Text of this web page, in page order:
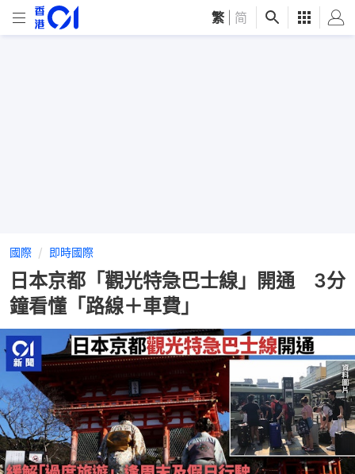
繁 简
國際 即時國際
日本京都「觀光特急巴士線」開通 3分
鐘看懂「路線＋車費」